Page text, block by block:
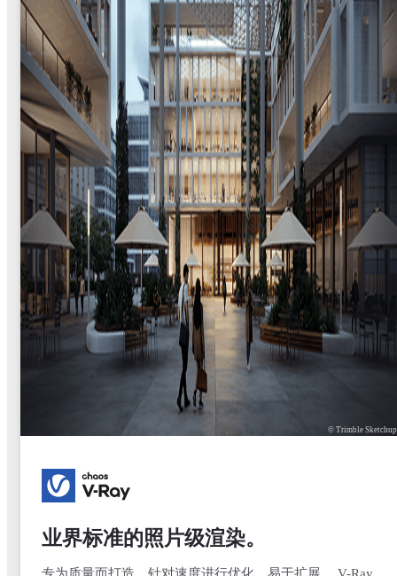
© Trimble Sketchup
业界标准的照片级渲染。